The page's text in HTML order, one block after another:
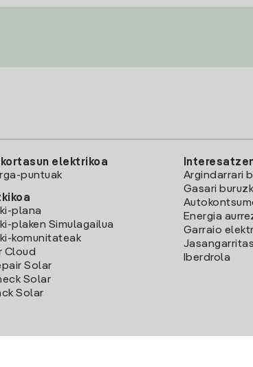
elektrikoa
puntuak
plana
plaken Simulagailua
komunitateak
Cloud
Solar
Solar
Solar
Argindarrari
Gasari
Energia
Garraio
Iberdrola